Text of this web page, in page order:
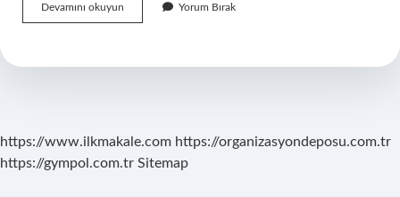
Devamını okuyun Sardalya
Buzluğa
Yorum Bırak
https://www.ilkmakale.com https://organizasyondeposu.com.tr
https://gympol.com.tr Sitemap